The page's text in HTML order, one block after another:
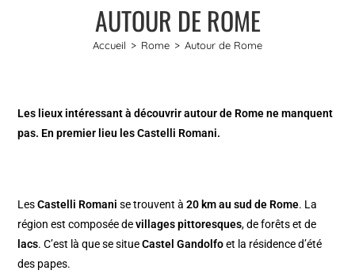
AUTOUR DE ROME
Accueil > Rome > Autour de Rome
Les lieux intéressant à découvrir autour de Rome ne manquent
pas. En premier lieu les Castelli Romani.
LesCastelli Romani se trouvent à20 km au sud de Rome. La
région est composée devillages pittoresques, de forêts et de
lacs. C’est là que se situeCastel Gandolfoet la résidence d’été
des papes.